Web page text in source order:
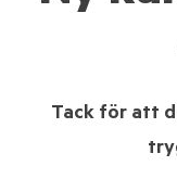
Tack för att